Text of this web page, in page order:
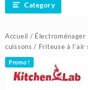
Category
Accueil / Électroménager
cuissons / Friteuse à l’air
Promo !